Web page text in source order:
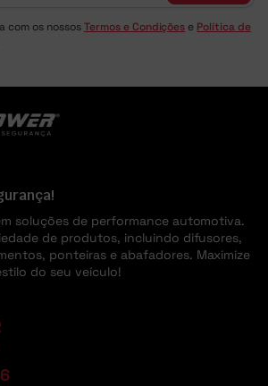
com os nossosTermos e Condições e Política de
soluções de performance automotiva.
de produtos, incluindo difusores,
ponteiras e abafadores. Maximize
do seu veículo!